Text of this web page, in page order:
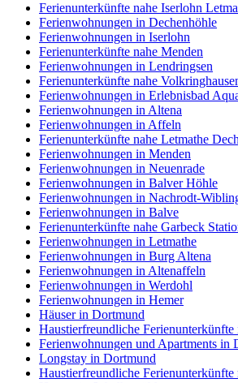
Ferienunterkünfte nahe Iserlohn
Ferienwohnungen in Dechenhöhle
Ferienwohnungen in Iserlohn
Ferienunterkünfte nahe Menden
Ferienwohnungen in Lendringsen
Ferienunterkünfte nahe
Ferienwohnungen in Erlebnisbad
Ferienwohnungen in Altena
Ferienwohnungen in Affeln
Ferienunterkünfte nahe Letmathe
Ferienwohnungen in Menden
Ferienwohnungen in Neuenrade
Ferienwohnungen in Balver Höhle
Ferienwohnungen in Nachrodt-
Ferienwohnungen in Balve
Ferienunterkünfte nahe Garbeck
Ferienwohnungen in Letmathe
Ferienwohnungen in Burg Altena
Ferienwohnungen in Altenaffeln
Ferienwohnungen in Werdohl
Ferienwohnungen in Hemer
Häuser in Dortmund
Haustierfreundliche
Ferienwohnungen und Apartments in
Longstay in Dortmund
Haustierfreundliche Ferienunterkünfte